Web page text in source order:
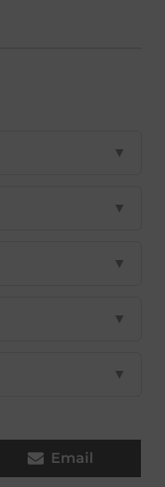
▼
▼
▼
▼
▼
Email